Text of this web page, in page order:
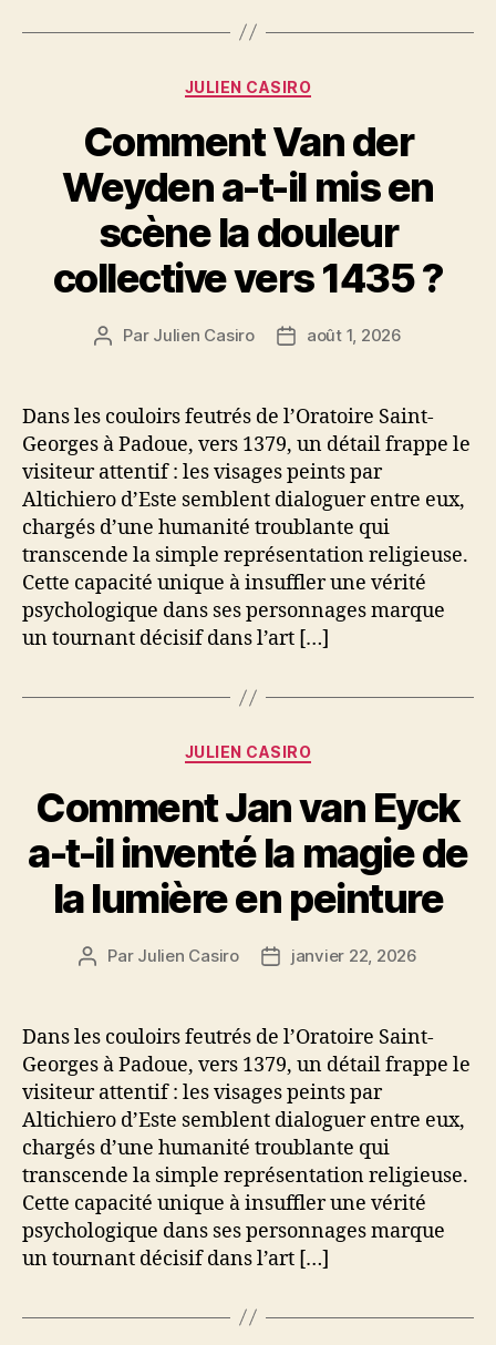
Catégories
JULIEN CASIRO
Comment Van der
Weyden a-t-il mis en
scène la douleur
collective vers 1435 ?
Auteur
Par Julien Casiro
Dateaoût 1, 2026
Dans les couloirs feutrés de l’Oratoire Saint-
Georges à Padoue, vers 1379, un détail frappe le
visiteur attentif : les visages peints par
Altichiero d’Este semblent dialoguer entre eux,
chargés d’une humanité troublante qui
transcende la simple représentation religieuse.
Cette capacité unique à insuffler une vérité
psychologique dans ses personnages marque
un tournant décisif dans l’art […]
Catégories
JULIEN CASIRO
Comment Jan van Eyck
a-t-il inventé la magie de
la lumière en peinture
Auteur
Par Julien Casiro
Datejanvier 22, 2026
Dans les couloirs feutrés de l’Oratoire Saint-
Georges à Padoue, vers 1379, un détail frappe le
visiteur attentif : les visages peints par
Altichiero d’Este semblent dialoguer entre eux,
chargés d’une humanité troublante qui
transcende la simple représentation religieuse.
Cette capacité unique à insuffler une vérité
psychologique dans ses personnages marque
un tournant décisif dans l’art […]